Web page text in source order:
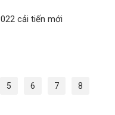
cải tiến mới
5 6 7
8